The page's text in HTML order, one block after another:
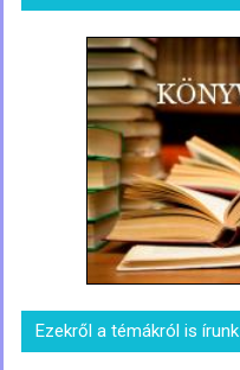
Ezekről a témákról is írunk